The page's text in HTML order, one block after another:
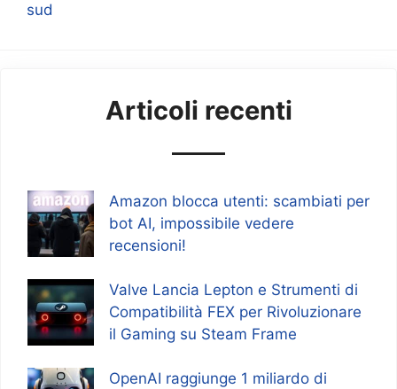
sud
Articoli recenti
Amazon blocca utenti: scambiati per
bot AI, impossibile vedere
recensioni!
Valve Lancia Lepton e Strumenti di
Compatibilità FEX per Rivoluzionare
il Gaming su Steam Frame
OpenAI raggiunge 1 miliardo di